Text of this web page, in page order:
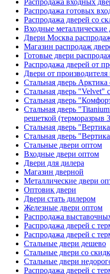
Распродажа входных
Распродажа готовых
Распродажа дверей со
Входные металлические
Двери Москва
Магазин распродаж
Готовые двери
Распродажа дверей от
Двери от производителя
Стальная дверь
Стальная дверь "Velvet"
Стальная дверь
Стальная дверь
решеткой (терморазрыв
Стальная дверь
Стальная дверь
Стальные двери оптом
Входные двери оптом
Двери для дилера
Магазин дверной
Металлические двери
Оптовик двери
Двери стать дилером
Железные двери оптом
Распродажа
Распродажа дверей с
Распродажа дверей с
Стальные двери дешево
Стальные двери со
Стальные двери
Распродажа дверей с